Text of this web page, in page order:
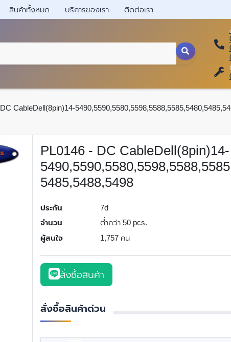
สินค้าทั้งหมด บริการของเรา ติดต่อเรา
DC CableDell(8pin)14-
PL0146 - DC CableDell(8pin)14-
5485,5488,5498
ประกัน
7d
จำนวน
ต่ำกว่า 50 pcs.
ผู้สนใจ
1,757 คน
สั่งซื้อสินค้า
สั่งซื้อสินค้าด่วน